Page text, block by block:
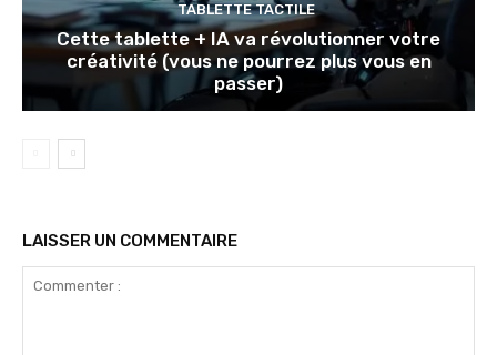
TABLETTE TACTILE
Cette tablette + IA va révolutionner votre
créativité (vous ne pourrez plus vous en
passer)
LAISSER UN COMMENTAIRE